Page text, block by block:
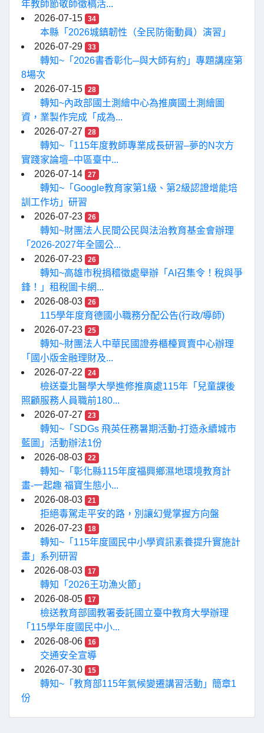
年教師節敬師徵稿活...
2026-07-15
34
本縣「2026城鎮韌性（全民防衛動員）演習」
2026-07-29
33
轉知~「2026書香彰化─與大師有約」專題講座第
8場次
2026-07-15
28
轉知~內政部國土測繪中心為推廣國土測繪圖
資，業製作完成「成為...
2026-07-27
28
轉知~「115年度教師專業成長研習–夢的N次方
實踐家論壇–中區臺中...
2026-07-14
27
轉知~「Google教育家第1級、第2級認證增能培
訓工作坊」研習
2026-07-23
26
轉知~財團法人民間公民與法治教育基金會辦理
「2026-2027年全國公...
2026-07-23
26
轉知~高雄市稅捐稽徵處舉辦「AI召集令！稅與爭
鋒！」租稅圖卡網...
2026-08-03
26
115學年度育德國小職務分配公告(行政/導師)
2026-07-23
25
轉知~財團法人中華民國證券櫃檯買賣中心辦理
「國小版金融理財及...
2026-07-22
24
檢送臺北醫學大學進修推廣處115年「兒童課後
照顧服務人員職前180...
2026-07-27
23
轉知~「SDGs 飛英任務暑期活動-打造永續城市
藍圖」活動辦法1份
2026-08-03
22
轉知~「彰化縣115年度福興鄉濕地環境教育計
畫-一起趣 福寶生態小...
2026-08-03
21
拒絕毒駕走平安的路，別讓幻覺掌握方向盤
2026-07-23
18
轉知~「115年度國民中小學資訊素養提升實施計
畫」系列研習
2026-08-03
17
轉知「2026王功漁火節」
2026-08-05
17
檢送教育部國教署委託國立臺中教育大學辦理
「115學年度國民中小...
2026-08-06
16
交通安全宣導
2026-07-30
15
轉知~「教育部115年氣候變遷講習活動」簡章1
份